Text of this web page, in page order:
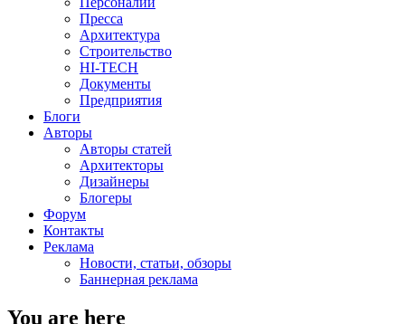
Пресса
Архитектура
Строительство
HI-TECH
Документы
Предприятия
Блоги
Авторы
Авторы статей
Архитекторы
Дизайнеры
Блогеры
Форум
Контакты
Реклама
Новости, статьи, обзоры
Баннерная реклама
You are here